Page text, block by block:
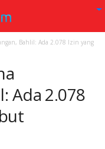
Bahlil: Ada 2.078 Izin yang
Ada 2.078